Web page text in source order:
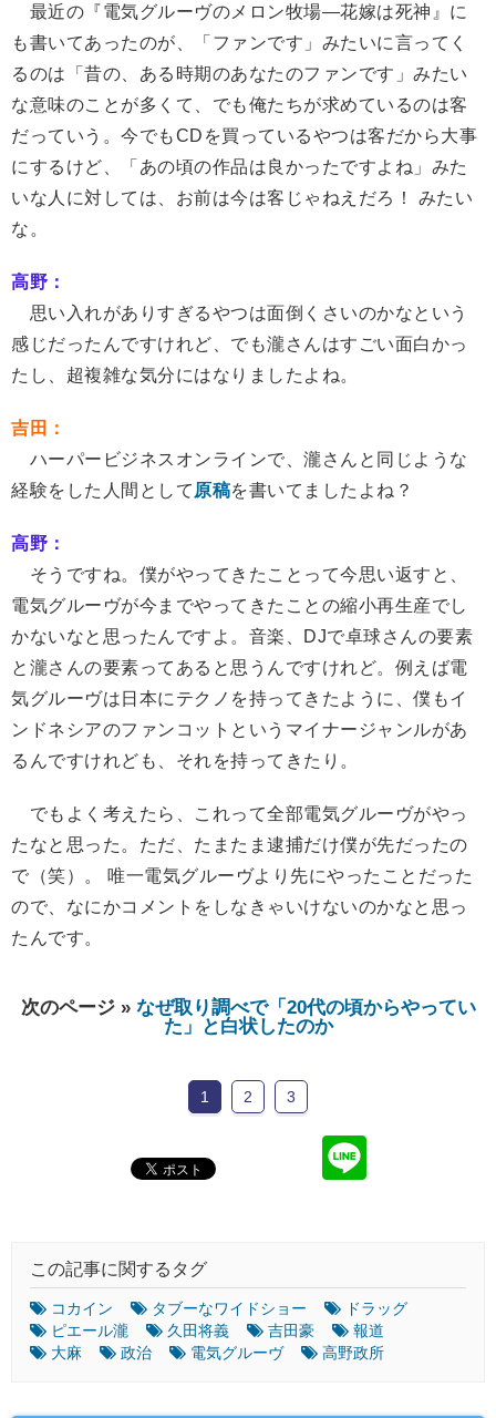
最近の『電気グルーヴのメロン牧場―花嫁は死神』に
も書いてあったのが、「ファンです」みたいに言ってく
るのは「昔の、ある時期のあなたのファンです」みたい
な意味のことが多くて、でも俺たちが求めているのは客
だっていう。今でもCDを買っているやつは客だから大事
にするけど、「あの頃の作品は良かったですよね」みた
いな人に対しては、お前は今は客じゃねえだろ！ みたい
な。
高野：
思い入れがありすぎるやつは面倒くさいのかなという
感じだったんですけれど、でも瀧さんはすごい面白かっ
たし、超複雑な気分にはなりましたよね。
吉田：
ハーパービジネスオンラインで、瀧さんと同じような
経験をした人間として 原稿を書いてましたよね？
高野：
そうですね。僕がやってきたことって今思い返すと、
電気グルーヴが今までやってきたことの縮小再生産でし
かないなと思ったんですよ。音楽、DJで卓球さんの要素
と瀧さんの要素ってあると思うんですけれど。例えば電
気グルーヴは日本にテクノを持ってきたように、僕もイ
ンドネシアのファンコットというマイナージャンルがあ
るんですけれども、それを持ってきたり。
でもよく考えたら、これって全部電気グルーヴがやっ
たなと思った。ただ、たまたま逮捕だけ僕が先だったの
で（笑）。 唯一電気グルーヴより先にやったことだった
ので、なにかコメントをしなきゃいけないのかなと思っ
たんです。
次のページ » なぜ取り調べで「20代の頃からやってい
た」と白状したのか
1 2 3
この記事に関するタグ
コカイン タブーなワイドショー
ドラッグ
ピエール瀧
久田将義 吉田豪
報道
大麻
政治 電気グルーヴ 高野政所